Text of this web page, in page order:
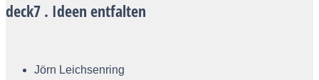
deck7 . Ideen entfalten
Jörn Leichsenring